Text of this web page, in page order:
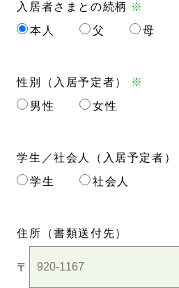
入居者さまとの続柄 ※
本人
父 母
性別（入居予定者） ※
男性
女性
学生／社会人（入居予定者）
学生
社会人
住所 （書類送付先）
〒